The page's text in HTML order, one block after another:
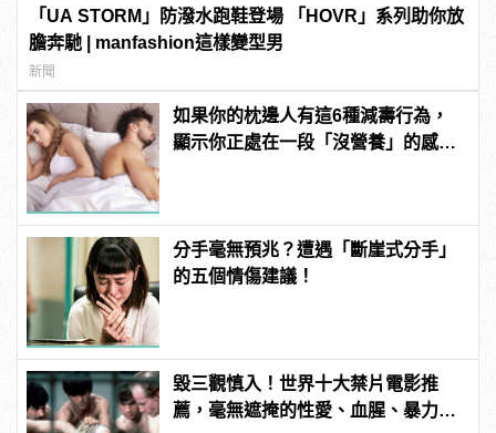
「UA STORM」防潑水跑鞋登場 「HOVR」系列助你放
膽奔馳 | manfashion這樣變型男
新聞
如果你的枕邊人有這6種減壽行為，
顯示你正處在一段「沒營養」的感情
分手毫無預兆？遭遇「斷崖式分手」
的五個情傷建議！
毀三觀慎入！世界十大禁片電影推
薦，毫無遮掩的性愛、血腥、暴力、